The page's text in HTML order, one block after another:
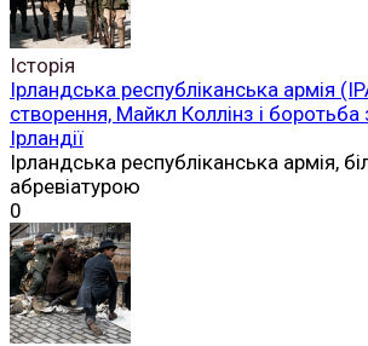
Історія
Ірландська республіканська армія
створення, Майкл Коллінз і боротьба
Ірландії
Ірландська республіканська армія,
абревіатурою
0